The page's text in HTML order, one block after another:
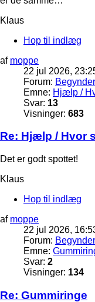
Klaus
Hop til indlæg
af moppe
22 jul 2026,
Forum:
Emne: Hjælp /
Svar: 13
Visninger: 683
Re: Hjælp / Hvor
Det er godt spottet!
Klaus
Hop til indlæg
af moppe
22 jul 2026,
Forum:
Emne:
Svar: 2
Visninger: 134
Re: Gummiringe